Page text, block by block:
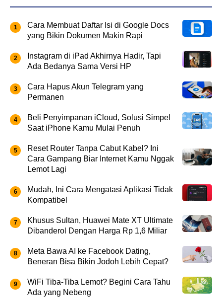
Cara Membuat Daftar Isi di Google Docs
yang Bikin Dokumen Makin Rapi
Instagram di iPad Akhirnya Hadir, Tapi
Ada Bedanya Sama Versi HP
Cara Hapus Akun Telegram yang
Permanen
Beli Penyimpanan iCloud, Solusi Simpel
Saat iPhone Kamu Mulai Penuh
Reset Router Tanpa Cabut Kabel? Ini
Cara Gampang Biar Internet Kamu Nggak
Lemot Lagi
Mudah, Ini Cara Mengatasi Aplikasi Tidak
Kompatibel
Khusus Sultan, Huawei Mate XT Ultimate
Dibanderol Dengan Harga Rp 1,6 Miliar
Meta Bawa AI ke Facebook Dating,
Beneran Bisa Bikin Jodoh Lebih Cepat?
WiFi Tiba-Tiba Lemot? Begini Cara Tahu
Ada yang Nebeng